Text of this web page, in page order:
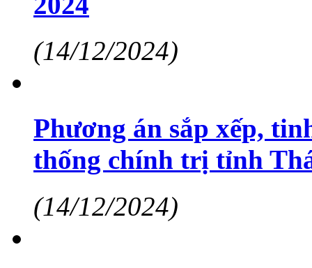
(14/12/2024)
Phương án sắp xếp,
thống chính trị tỉnh
(14/12/2024)